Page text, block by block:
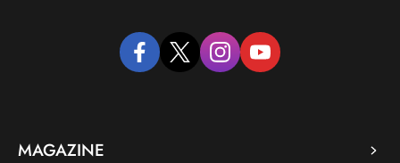
facebooktwitter instagramyoutube
MAGAZINE